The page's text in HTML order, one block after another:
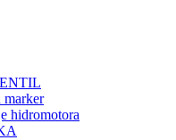
marker
hidromotora